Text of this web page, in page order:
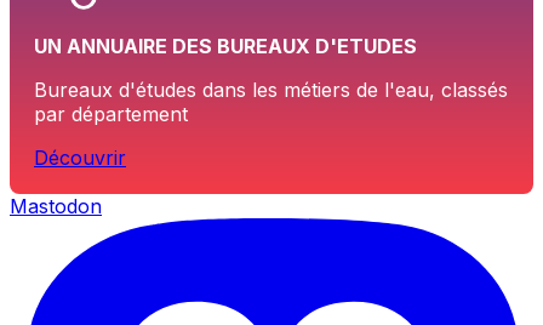
UN ANNUAIRE DES BUREAUX D'ETUDES
Bureaux d'études dans les métiers de l'eau, classés
par département
Découvrir
Mastodon